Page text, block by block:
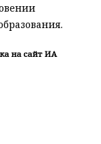
на сайт ИА